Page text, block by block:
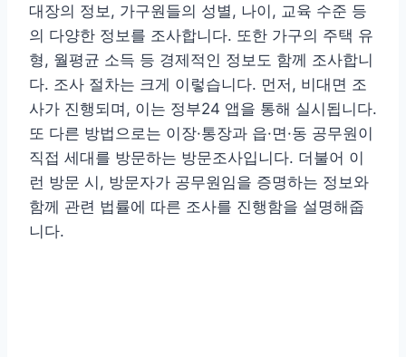
대장의 정보, 가구원들의 성별, 나이, 교육 수준 등
의 다양한 정보를 조사합니다. 또한 가구의 주택 유
형, 월평균 소득 등 경제적인 정보도 함께 조사합니
다. 조사 절차는 크게 이렇습니다. 먼저, 비대면 조
사가 진행되며, 이는 정부24 앱을 통해 실시됩니다.
또 다른 방법으로는 이장·통장과 읍·면·동 공무원이
직접 세대를 방문하는 방문조사입니다. 더불어 이
런 방문 시, 방문자가 공무원임을 증명하는 정보와
함께 관련 법률에 따른 조사를 진행함을 설명해줍
니다.